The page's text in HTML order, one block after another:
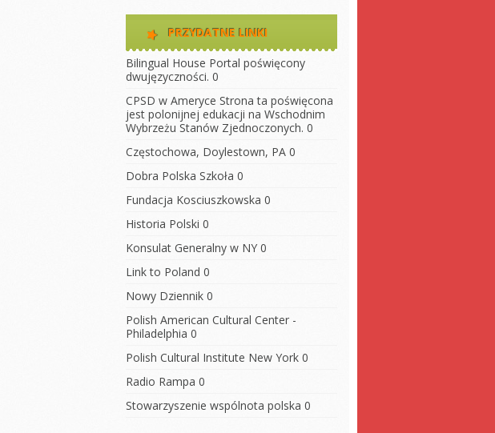
PRZYDATNE LINKI
Bilingual House Portal poświęcony
dwujęzyczności. 0
CPSD w Ameryce Strona ta poświęcona
jest polonijnej edukacji na Wschodnim
Wybrzeżu Stanów Zjednoczonych. 0
Częstochowa, Doylestown, PA 0
Dobra Polska Szkoła 0
Fundacja Kosciuszkowska 0
Historia Polski 0
Konsulat Generalny w NY 0
Link to Poland 0
Nowy Dziennik 0
Polish American Cultural Center -
Philadelphia 0
Polish Cultural Institute New York 0
Radio Rampa 0
Stowarzyszenie wspólnota polska 0